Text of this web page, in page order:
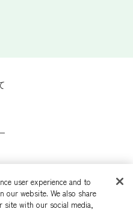
対応方針
user experience and to
our website. We also share
with our social media,